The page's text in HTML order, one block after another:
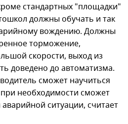
стандартных "площадки"
должны обучать и так
вождению. Должны
торможение,
скорости, выход из
доведено до автоматизма.
сможет научиться
необходимости сможет
ситуации, считает